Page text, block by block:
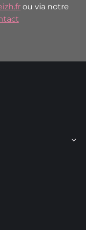
ou via notre